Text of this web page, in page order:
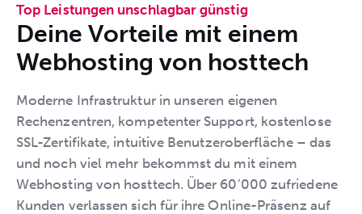
Top Leistungen unschlagbar günstig
Deine Vorteile mit einem
Webhosting von hosttech
Moderne Infrastruktur in unseren eigenen
Rechenzentren, kompetenter Support, kostenlose
SSL-Zertifikate, intuitive Benutzeroberfläche – das
und noch viel mehr bekommst du mit einem
Webhosting von hosttech. Über 60’000 zufriedene
Kunden verlassen sich für ihre Online-Präsenz auf